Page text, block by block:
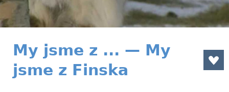
My jsme z ... — My
jsme z Finska